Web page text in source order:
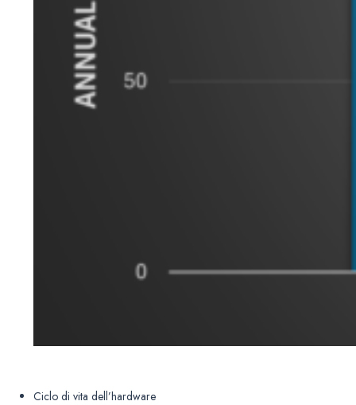
Ciclo di vita dell’hardware